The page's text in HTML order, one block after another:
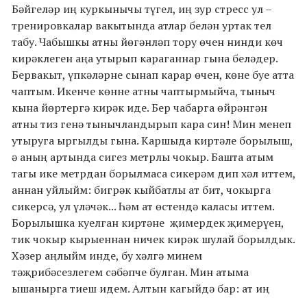
Бәйгеләр иң куркынычы түгел, иң зур стресс ул –
тренировкалар вакытында атлар белән уртак тел
табу. Чабышкы атны йөгәнләп тору өчен нинди көч
кирәклеген аңа утырып караганнар гына беләдер.
Бервакыт, үпкәләрне сынап карар өчен, көне буе атта
чаптым. Икенче көнне атны чаптырмыйча, тыныч
кына йөртергә кирәк иде. Бер чабарга өйрәнгән
атны тиз генә тынычландырып кара син! Мин менеп
утыруга ыргылды гына. Каршыда киртәле борылыш,
ә аның артында сигез метрлы чокыр. Башта атым
тагы ике метрдан борылмаса сикерәм дип хәл иттем,
аннан уйлыйм: бигрәк кыйбатлы ат бит, чокырга
сикерсә, ул үләчәк... Һәм ат өстендә каласы иттем.
Борылышка куелган киртәне җимердек җимерүен,
тик чокыр кырыеннан ничек кирәк шулай борылдык.
Хәзер аңлыйм инде, бу хәлгә минем
тәҗрибәсезлегем сәбәпче булган. Мин атыма
ышанырга тиеш идем. Алтын кагыйдә бар: ат иң